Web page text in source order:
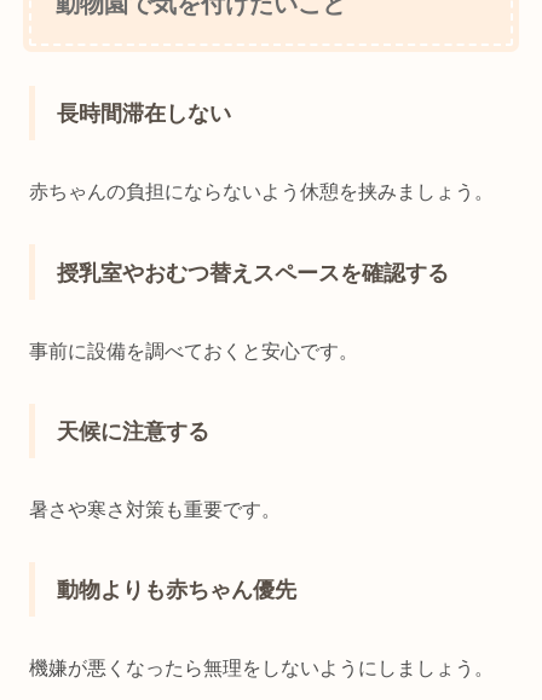
長時間滞在しない
赤ちゃんの負担にならないよう休憩を挟みましょう。
授乳室やおむつ替えスペースを確認する
事前に設備を調べておくと安心です。
天候に注意する
暑さや寒さ対策も重要です。
動物よりも赤ちゃん優先
機嫌が悪くなったら無理をしないようにしましょう。